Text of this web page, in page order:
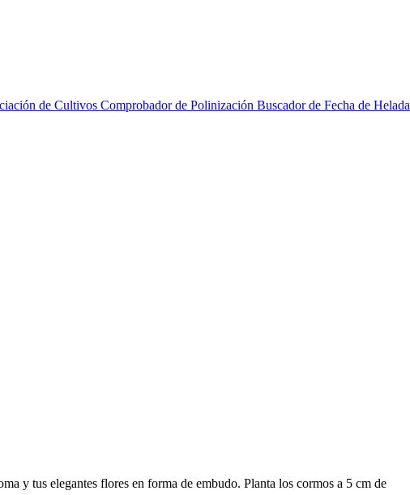
de Cultivos Comprobador de Polinización Buscador de Fecha de Helada
y tus elegantes flores en forma de embudo. Planta los cormos a 5 cm de